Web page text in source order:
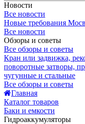
Новости
Все новости
Новые требования
Все новости
Обзоры и советы
Все обзоры и советы
Кран или задвижка,
поворотные затворы,
чугунные и стальные
Все обзоры и советы
Главная
Каталог товаров
Баки и емкости
Гидроаккумуляторы